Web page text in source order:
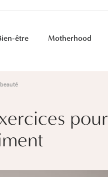
être Motherhood
pour